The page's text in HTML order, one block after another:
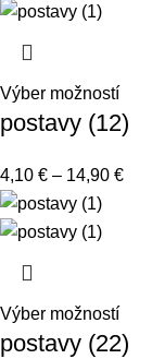
Výber možností
postavy (12)
4,10 € – 14,90 €
Výber možností
postavy (22)